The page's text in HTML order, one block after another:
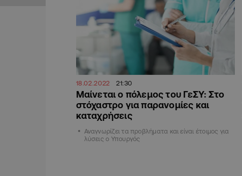
18.02.2022 21:30
Μαίνεται ο πόλεμος του ΓεΣΥ: Στο
στόχαστρο για παρανομίες και
καταχρήσεις
Αναγνωρίζει τα προβλήματα και είναι έτοιμος για
λύσεις ο Υπουργός